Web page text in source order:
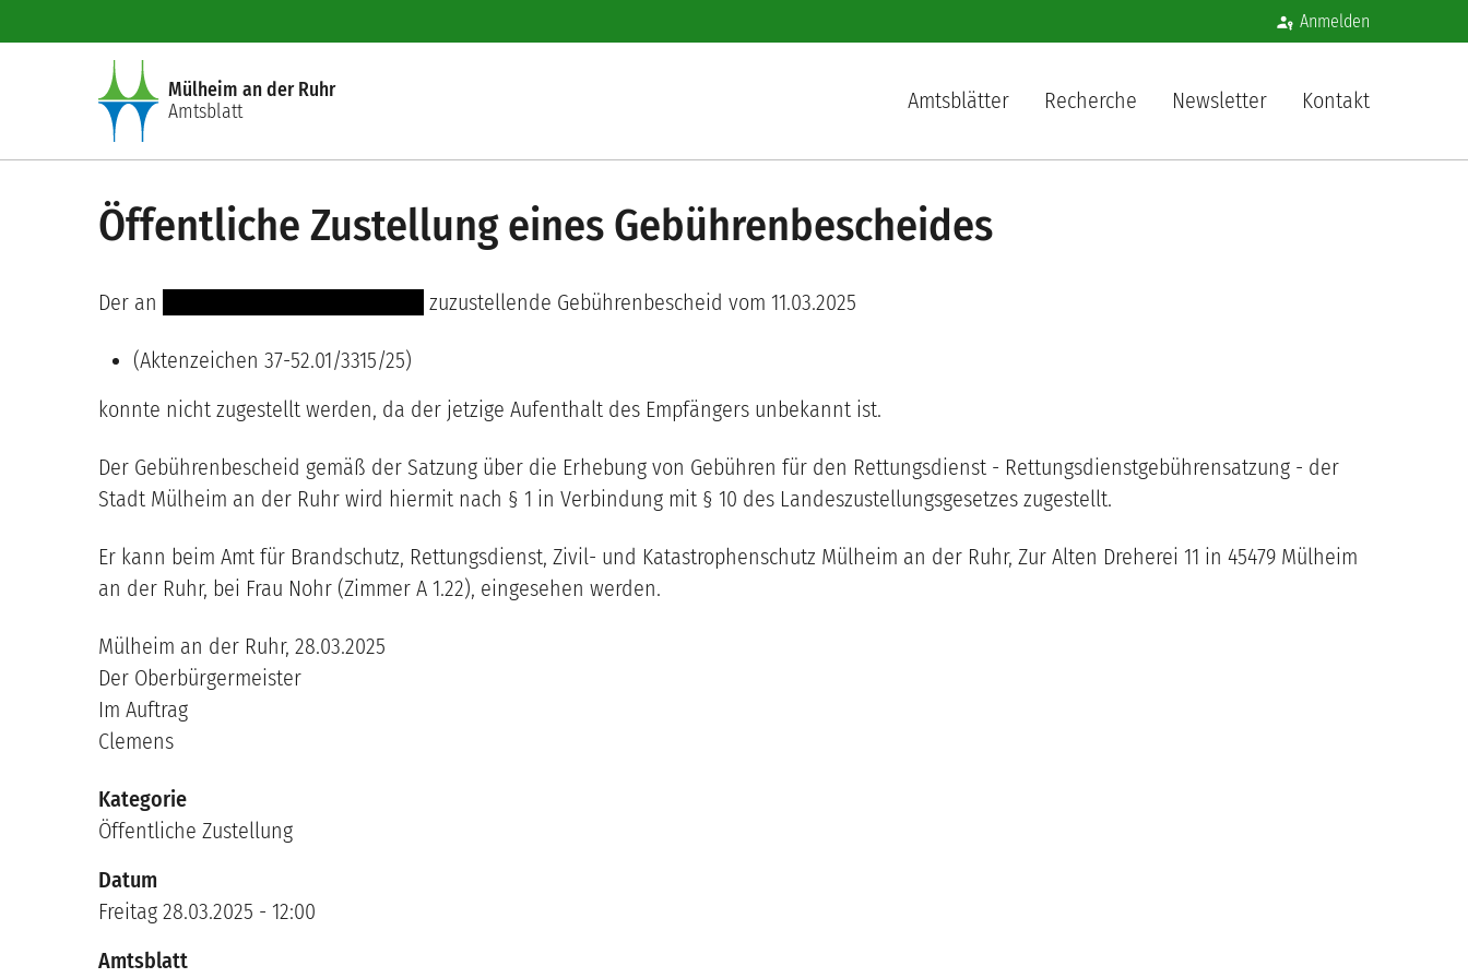
Benutzermenü
Anmelden
Mülheim an der Ruhr
Amtsblatt
Amtsblätter Recherche Newsletter Kontakt
Öffentliche Zustellung eines Gebührenbescheides
Der an zuzustellende Gebührenbescheid vom 11.03.2025
(Aktenzeichen 37-52.01/3315/25)
konnte nicht zugestellt werden, da der jetzige Aufenthalt des Empfängers unbekannt ist.
Der Gebührenbescheid gemäß der Satzung über die Erhebung von Gebühren für den Rettungsdienst - Rettungsdienstgebührensatzung - der
Stadt Mülheim an der Ruhr wird hiermit nach § 1 in Verbindung mit § 10 des Landeszustellungsgesetzes zugestellt.
Er kann beim Amt für Brandschutz, Rettungsdienst, Zivil- und Katastrophenschutz Mülheim an der Ruhr, Zur Alten Dreherei 11 in 45479 Mülheim
an der Ruhr, bei Frau Nohr (Zimmer A 1.22), eingesehen werden.
Mülheim an der Ruhr, 28.03.2025
Der Oberbürgermeister
Im Auftrag
Clemens
Kategorie
Öffentliche Zustellung
Datum
Freitag 28.03.2025 - 12:00
Amtsblatt